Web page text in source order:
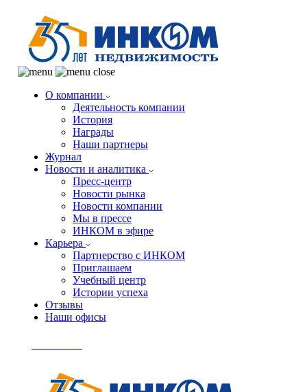
О компании
Деятельность компании
История
Награды
Наши партнеры
Журнал
Новости и аналитика
Пресс-центр
Новости рынка
Новости компании
Мы в прессе
ИНКОМ в эфире
Карьера
Партнерство с ИНКОМ
Приглашаем
Учебный центр
Истории успеха
Отзывы
Наши офисы